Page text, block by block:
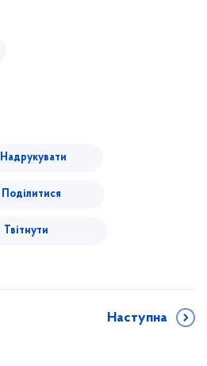
Надрукувати
Поділитися
Твітнути
Наступна